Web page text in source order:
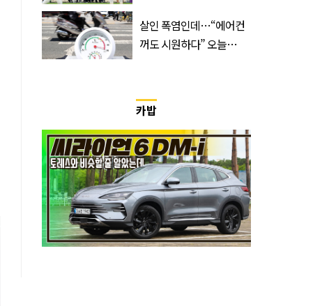
‘거장’
살인 폭염인데…“에어컨
꺼도 시원하다” 오늘
카밥